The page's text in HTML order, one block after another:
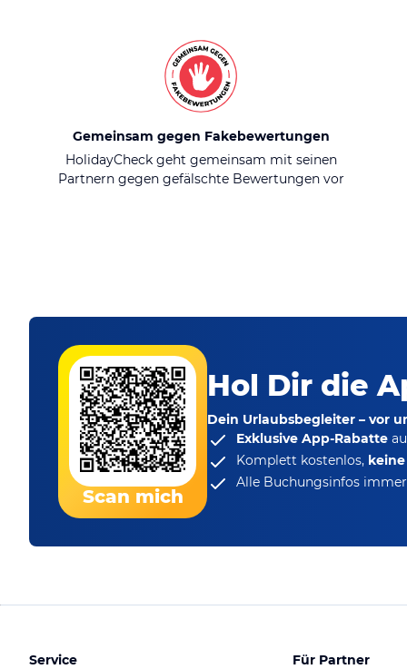
Gemeinsam gegen Fakebewertungen
HolidayCheck geht gemeinsam mit seinen
Partnern gegen gefälschte Bewertungen vor
Scan mich
Hol Dir die
Dein Urlaubsbegleiter – vor
Exklusive App-Rabatte
Komplett kostenlos,
Alle Buchungsinfos
Service Für Partner